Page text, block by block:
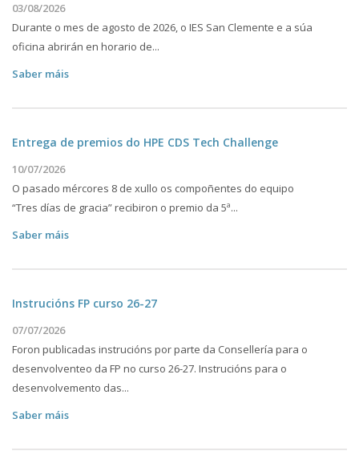
03/08/2026
Durante o mes de agosto de 2026, o IES San Clemente e a súa
oficina abrirán en horario de...
Saber máis
Entrega de premios do HPE CDS Tech Challenge
10/07/2026
O pasado mércores 8 de xullo os compoñentes do equipo
“Tres días de gracia” recibiron o premio da 5ª...
Saber máis
Instrucións FP curso 26-27
07/07/2026
Foron publicadas instrucións por parte da Consellería para o
desenvolventeo da FP no curso 26-27. Instrucións para o
desenvolvemento das...
Saber máis